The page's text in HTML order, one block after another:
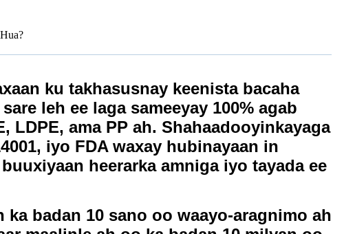
ku takhasusnay keenista bacaha
leh ee laga sameeyay 100% agab
LDPE, ama PP ah. Shahaadooyinkayaga
iyo FDA waxay hubinayaan in
heerarka amniga iyo tayada ee
ka badan 10 sano oo waayo-aragnimo ah